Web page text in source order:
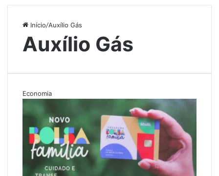
Início/Auxílio Gás
Auxílio Gás
Economia